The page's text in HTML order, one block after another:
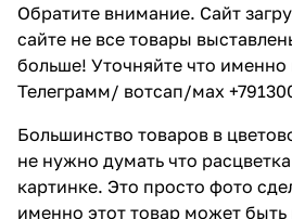
Обратите внимание. Сайт
сайте не все товары
больше! Уточняйте что
Телеграмм/ вотсап/мах
Большинство товаров в
не нужно думать что
картинке. Это просто фото
именно этот товар может